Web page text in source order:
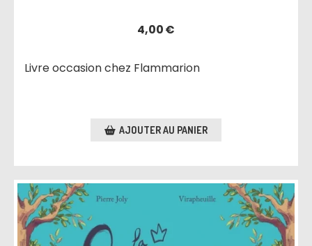
4,00€
Livre occasion chez Flammarion
AJOUTER AU PANIER